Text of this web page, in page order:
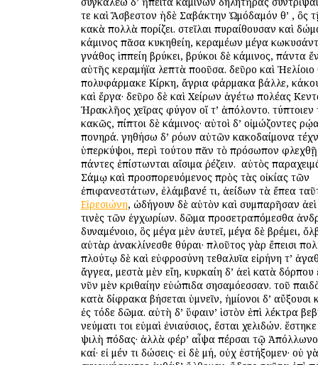
τε καὶ Ἄσβεστον ἠδὲ Σαβάκτην Ὠμόδαμόν θ’ , ὃς
κακὰ πολλὰ πορίζει. στεῖλαι πυραίθουσαν καὶ
κάμινος πᾶσα κυκηθείη, κεραμέων μέγα
γνάθος ἱππείη βρύκει, βρύκοι δὲ κάμινος, πάντα
αὐτῆς κεραμήϊα λεπτὰ ποοῦσα. δεῦρο καὶ Ἠελίοιο
πολυφάρμακε Κίρκη, ἄγρια φάρμακα βάλλε,
καὶ ἔργα· δεῦρο δὲ καὶ Χείρων ἀγέτω πολέας
Ἡρακλῆος χεῖρας φύγον οἵ τ’ ἀπόλοντο. τύπτοιεν
κακῶς, πίπτοι δὲ κάμινος· αὐτοὶ δ’ οἰμώζοντες
πονηρά. γηθήσω δ’ ὁρόων αὐτῶν κακοδαίμονα
ὑπερκύψοι, περὶ τούτου πᾶν τὸ πρόσωπον
πάντες ἐπίστωνται αἴσιμα ῥέζειν. ὁ αὐτὸς
Σάμῳ καὶ προσπορευόμενος πρὸς τὰς οἰκίας τῶν
ἐπιφανεστάτων, ἐλάμβανέ τι, ἀείδων τὰ ἔπεα
Εἰρεσιώνη, ὡδήγουν δὲ αὐτὸν καὶ συμπαρῆσαν
τινὲς τῶν ἐγχωρίων. δῶμα προσετραπόμεσθα
δυναμένοιο, ὃς μέγα μὲν ἀυτεῖ, μέγα δὲ βρέμει,
αὐτὰρ ἀνακλίνεσθε θύραι· πλοῦτος γὰρ ἔπεισι
πλούτῳ δὲ καὶ εὐφροσύνη τεθαλυῖα εἰρήνη τ’
ἄγγεα, μεστὰ μὲν εἴη, κυρκαίη δ’ ἀεὶ κατὰ
νῦν μὲν κριθαίην εὐώπιδα σησαμόεσσαν. τοῦ
κατὰ δίφρακα βήσεται ὑμνεῖν, ἡμίονοι δ’ αὔξουσι
ἐς τόδε δῶμα. αὐτὴ δ’ ὕφαιν’ ἱστὸν ἐπὶ λέκτρα
νεύματι τοι εὐμαὶ ἐνιαύσιος, ἔσται χελιδών.
ψιλὴ πόδας· ἀλλὰ φέρ’ αἶψα πέρσαι τῷ
καί· εἰ μέν τι δώσεις· εἰ δὲ μή, οὐχ ἑστήξομεν· οὐ